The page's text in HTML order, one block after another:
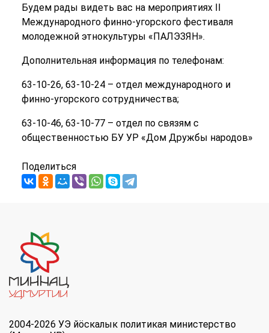
Будем рады видеть вас на мероприятиях II
Международного финно-угорского фестиваля
молодежной этнокультуры «ПАЛЭЗЯН».
Дополнительная информация по телефонам:
63-10-26, 63-10-24 – отдел международного и
финно-угорского сотрудничества;
63-10-46, 63-10-77 – отдел по связям с
общественностью БУ УР «Дом Дружбы народов»
Поделиться
2004-2026 УЭ йöскалык политикая министерство